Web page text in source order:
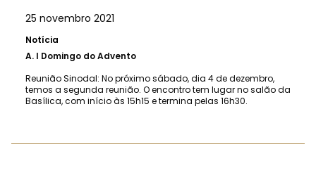
25 novembro 2021
Notícia
A. I Domingo do Advento
Reunião Sinodal: No próximo sábado, dia 4 de dezembro,
temos a segunda reunião. O encontro tem lugar no salão da
Basílica, com início às 15h15 e termina pelas 16h30.